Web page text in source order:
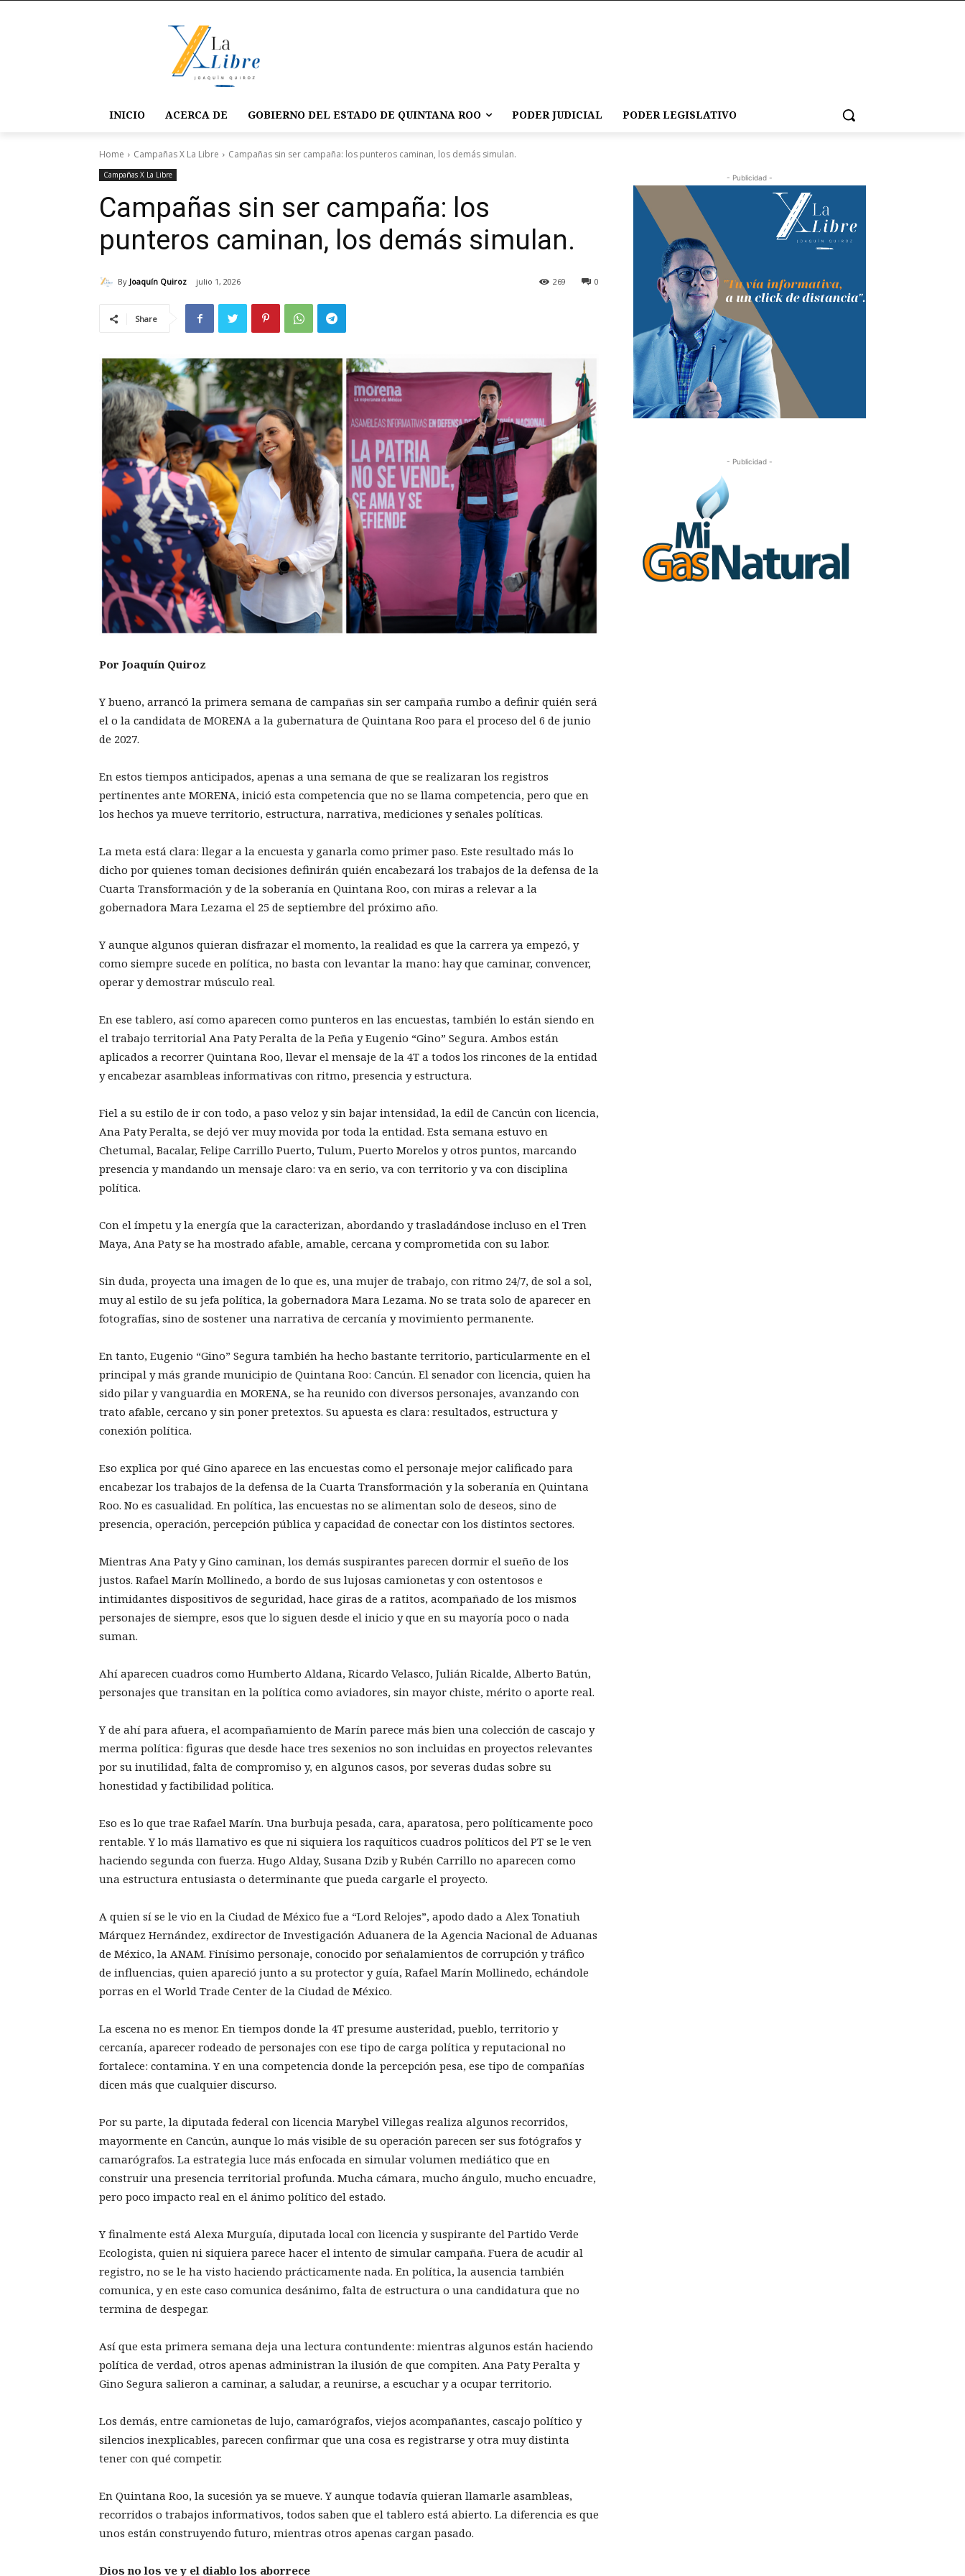
INICIO ACERCA DE GOBIERNO DEL ESTADO DE QUINTANA ROO PODER JUDICIAL PODER LEGISLATIVO
Home Campañas X La Libre Campañas sin ser campaña: los punteros caminan, los demás simulan.
Campañas X La Libre
Campañas sin ser campaña: los
punteros caminan, los demás simulan.
By Joaquín Quiroz julio 1, 2026 0
269
Share
Por Joaquín Quiroz
Y bueno, arrancó la primera semana de campañas sin ser campaña rumbo a definir quién será
el o la candidata de MORENA a la gubernatura de Quintana Roo para el proceso del 6 de junio
de 2027.
En estos tiempos anticipados, apenas a una semana de que se realizaran los registros
pertinentes ante MORENA, inició esta competencia que no se llama competencia, pero que en
los hechos ya mueve territorio, estructura, narrativa, mediciones y señales políticas.
La meta está clara: llegar a la encuesta y ganarla como primer paso. Este resultado más lo
dicho por quienes toman decisiones definirán quién encabezará los trabajos de la defensa de la
Cuarta Transformación y de la soberanía en Quintana Roo, con miras a relevar a la
gobernadora Mara Lezama el 25 de septiembre del próximo año.
Y aunque algunos quieran disfrazar el momento, la realidad es que la carrera ya empezó, y
como siempre sucede en política, no basta con levantar la mano: hay que caminar, convencer,
operar y demostrar músculo real.
En ese tablero, así como aparecen como punteros en las encuestas, también lo están siendo en
el trabajo territorial Ana Paty Peralta de la Peña y Eugenio “Gino” Segura. Ambos están
aplicados a recorrer Quintana Roo, llevar el mensaje de la 4T a todos los rincones de la entidad
y encabezar asambleas informativas con ritmo, presencia y estructura.
Fiel a su estilo de ir con todo, a paso veloz y sin bajar intensidad, la edil de Cancún con licencia,
Ana Paty Peralta, se dejó ver muy movida por toda la entidad. Esta semana estuvo en
Chetumal, Bacalar, Felipe Carrillo Puerto, Tulum, Puerto Morelos y otros puntos, marcando
presencia y mandando un mensaje claro: va en serio, va con territorio y va con disciplina
política.
Con el ímpetu y la energía que la caracterizan, abordando y trasladándose incluso en el Tren
Maya, Ana Paty se ha mostrado afable, amable, cercana y comprometida con su labor.
Sin duda, proyecta una imagen de lo que es, una mujer de trabajo, con ritmo 24/7, de sol a sol,
muy al estilo de su jefa política, la gobernadora Mara Lezama. No se trata solo de aparecer en
fotografías, sino de sostener una narrativa de cercanía y movimiento permanente.
En tanto, Eugenio “Gino” Segura también ha hecho bastante territorio, particularmente en el
principal y más grande municipio de Quintana Roo: Cancún. El senador con licencia, quien ha
sido pilar y vanguardia en MORENA, se ha reunido con diversos personajes, avanzando con
trato afable, cercano y sin poner pretextos. Su apuesta es clara: resultados, estructura y
conexión política.
Eso explica por qué Gino aparece en las encuestas como el personaje mejor calificado para
encabezar los trabajos de la defensa de la Cuarta Transformación y la soberanía en Quintana
Roo. No es casualidad. En política, las encuestas no se alimentan solo de deseos, sino de
presencia, operación, percepción pública y capacidad de conectar con los distintos sectores.
Mientras Ana Paty y Gino caminan, los demás suspirantes parecen dormir el sueño de los
justos. Rafael Marín Mollinedo, a bordo de sus lujosas camionetas y con ostentosos e
intimidantes dispositivos de seguridad, hace giras de a ratitos, acompañado de los mismos
personajes de siempre, esos que lo siguen desde el inicio y que en su mayoría poco o nada
suman.
Ahí aparecen cuadros como Humberto Aldana, Ricardo Velasco, Julián Ricalde, Alberto Batún,
personajes que transitan en la política como aviadores, sin mayor chiste, mérito o aporte real.
Y de ahí para afuera, el acompañamiento de Marín parece más bien una colección de cascajo y
merma política: figuras que desde hace tres sexenios no son incluidas en proyectos relevantes
por su inutilidad, falta de compromiso y, en algunos casos, por severas dudas sobre su
honestidad y factibilidad política.
Eso es lo que trae Rafael Marín. Una burbuja pesada, cara, aparatosa, pero políticamente poco
rentable. Y lo más llamativo es que ni siquiera los raquíticos cuadros políticos del PT se le ven
haciendo segunda con fuerza. Hugo Alday, Susana Dzib y Rubén Carrillo no aparecen como
una estructura entusiasta o determinante que pueda cargarle el proyecto.
A quien sí se le vio en la Ciudad de México fue a “Lord Relojes”, apodo dado a Alex Tonatiuh
Márquez Hernández, exdirector de Investigación Aduanera de la Agencia Nacional de Aduanas
de México, la ANAM. Finísimo personaje, conocido por señalamientos de corrupción y tráfico
de influencias, quien apareció junto a su protector y guía, Rafael Marín Mollinedo, echándole
porras en el World Trade Center de la Ciudad de México.
La escena no es menor. En tiempos donde la 4T presume austeridad, pueblo, territorio y
cercanía, aparecer rodeado de personajes con ese tipo de carga política y reputacional no
fortalece: contamina. Y en una competencia donde la percepción pesa, ese tipo de compañías
dicen más que cualquier discurso.
Por su parte, la diputada federal con licencia Marybel Villegas realiza algunos recorridos,
mayormente en Cancún, aunque lo más visible de su operación parecen ser sus fotógrafos y
camarógrafos. La estrategia luce más enfocada en simular volumen mediático que en
construir una presencia territorial profunda. Mucha cámara, mucho ángulo, mucho encuadre,
pero poco impacto real en el ánimo político del estado.
Y finalmente está Alexa Murguía, diputada local con licencia y suspirante del Partido Verde
Ecologista, quien ni siquiera parece hacer el intento de simular campaña. Fuera de acudir al
registro, no se le ha visto haciendo prácticamente nada. En política, la ausencia también
comunica, y en este caso comunica desánimo, falta de estructura o una candidatura que no
termina de despegar.
Así que esta primera semana deja una lectura contundente: mientras algunos están haciendo
política de verdad, otros apenas administran la ilusión de que compiten. Ana Paty Peralta y
Gino Segura salieron a caminar, a saludar, a reunirse, a escuchar y a ocupar territorio.
Los demás, entre camionetas de lujo, camarógrafos, viejos acompañantes, cascajo político y
silencios inexplicables, parecen confirmar que una cosa es registrarse y otra muy distinta
tener con qué competir.
En Quintana Roo, la sucesión ya se mueve. Y aunque todavía quieran llamarle asambleas,
recorridos o trabajos informativos, todos saben que el tablero está abierto. La diferencia es que
unos están construyendo futuro, mientras otros apenas cargan pasado.
Dios no los ve y el diablo los aborrece
- Publicidad -
- Publicidad -